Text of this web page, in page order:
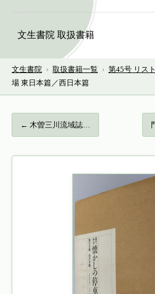
文生書院 取扱書籍
文生書院 › 取扱書籍一覧 › 第45号 リスト
場 東日本篇／西日本篇
← 木曽三川流域誌…